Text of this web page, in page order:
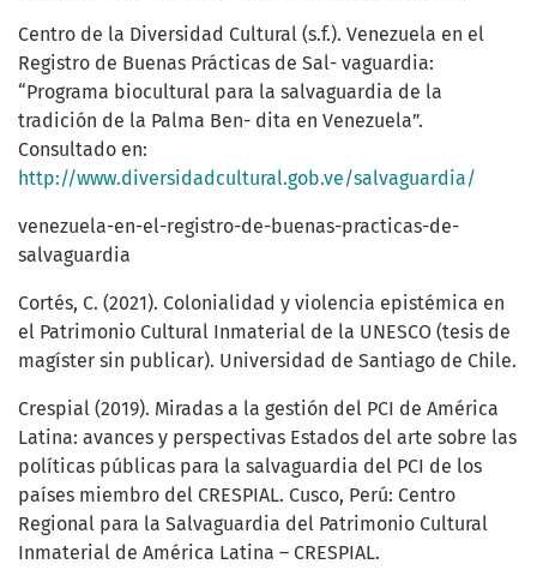
Centro de la Diversidad Cultural (s.f.). Venezuela en el
Registro de Buenas Prácticas de Sal- vaguardia:
“Programa biocultural para la salvaguardia de la
tradición de la Palma Ben- dita en Venezuela”.
Consultado en:
http://www.diversidadcultural.gob.ve/salvaguardia/
venezuela-en-el-registro-de-buenas-practicas-de-
salvaguardia
Cortés, C. (2021). Colonialidad y violencia epistémica en
el Patrimonio Cultural Inmaterial de la UNESCO (tesis de
magíster sin publicar). Universidad de Santiago de Chile.
Crespial (2019). Miradas a la gestión del PCI de América
Latina: avances y perspectivas Estados del arte sobre las
políticas públicas para la salvaguardia del PCI de los
países miembro del CRESPIAL. Cusco, Perú: Centro
Regional para la Salvaguardia del Patrimonio Cultural
Inmaterial de América Latina – CRESPIAL.